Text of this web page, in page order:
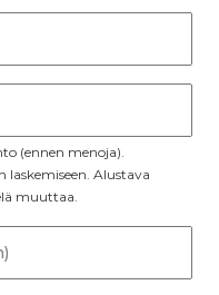
(ennen menoja).
Alustava
muuttaa.